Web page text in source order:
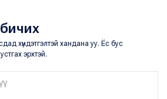
хүндэтгэлтэй хандана уу. Ёс бус
эрхтэй.